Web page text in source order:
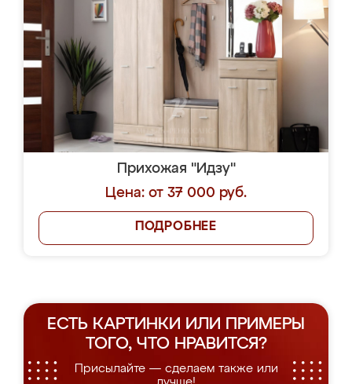
Прихожая "Идзу"
Цена: от 37 000 руб.
ПОДРОБНЕЕ
ЕСТЬ КАРТИНКИ ИЛИ ПРИМЕРЫ
ТОГО, ЧТО НРАВИТСЯ?
Присылайте — сделаем также или